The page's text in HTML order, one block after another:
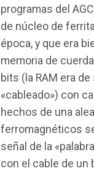
programas del
de núcleo de
época, y que era
memoria de
bits (la RAM era
«cableado») con
hechos de una
ferromagnéticos
señal de la
con el cable de un